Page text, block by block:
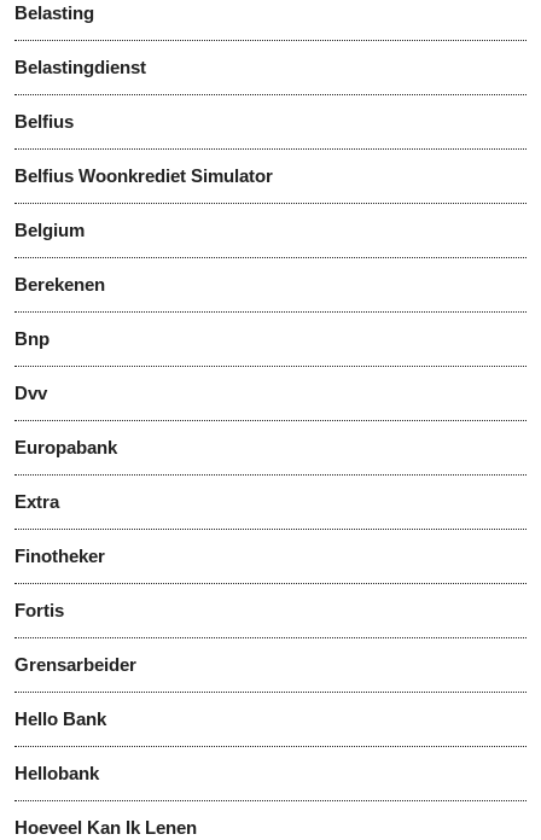
Belasting
Belastingdienst
Belfius
Belfius Woonkrediet Simulator
Belgium
Berekenen
Bnp
Dvv
Europabank
Extra
Finotheker
Fortis
Grensarbeider
Hello Bank
Hellobank
Hoeveel Kan Ik Lenen